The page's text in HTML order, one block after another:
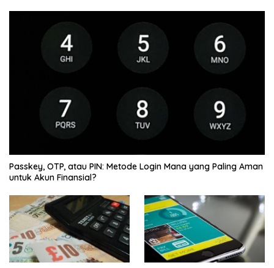
Passkey, OTP, atau PIN: Metode Login Mana yang Paling Aman
untuk Akun Finansial?